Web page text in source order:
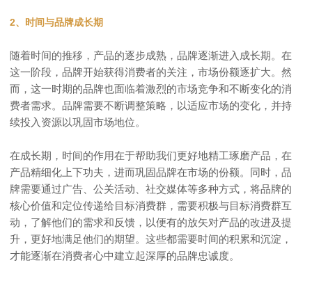
2、时间与品牌成长期
随着时间的推移，产品的逐步成熟，品牌逐渐进入成长期。在
这一阶段，品牌开始获得消费者的关注，市场份额逐扩大。然
而，这一时期的品牌也面临着激烈的市场竞争和不断变化的消
费者需求。品牌需要不断调整策略，以适应市场的变化，并持
续投入资源以巩固市场地位。
在成长期，时间的作用在于帮助我们更好地精工琢磨产品，在
产品精细化上下功夫，进而巩固品牌在市场的份额。同时，品
牌需要通过广告、公关活动、社交媒体等多种方式，将品牌的
核心价值和定位传递给目标消费群，需要积极与目标消费群互
动，了解他们的需求和反馈，以便有的放矢对产品的改进及提
升，更好地满足他们的期望。这些都需要时间的积累和沉淀，
才能逐渐在消费者心中建立起深厚的品牌忠诚度。